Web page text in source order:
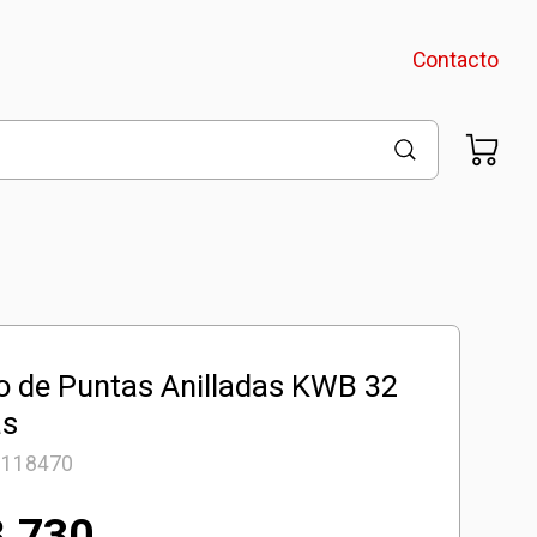
Contacto
de Puntas Anilladas KWB 32